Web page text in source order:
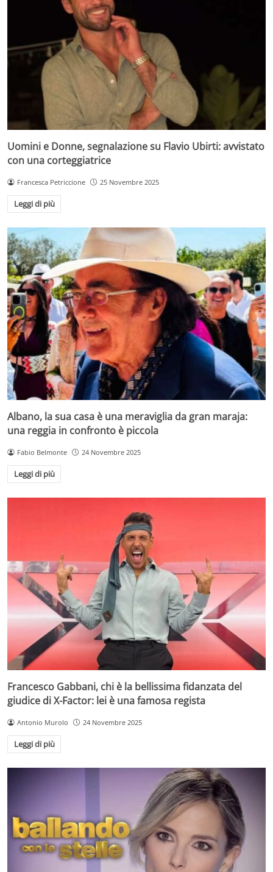
Uomini e Donne, segnalazione su Flavio Ubirti: avvistato
con una corteggiatrice
Francesca Petriccione 25 Novembre 2025
Leggi di più
Albano, la sua casa è una meraviglia da gran maraja:
una reggia in confronto è piccola
Fabio Belmonte 24 Novembre 2025
Leggi di più
Francesco Gabbani, chi è la bellissima fidanzata del
giudice di X-Factor: lei è una famosa regista
Antonio Murolo 24 Novembre 2025
Leggi di più